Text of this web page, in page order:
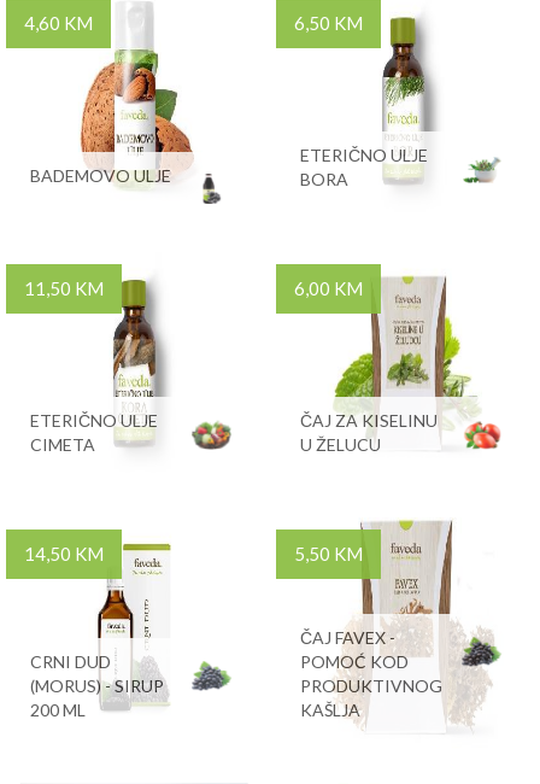
4,60 KM
BADEMOVO ULJE
6,50 KM
ETERIČNO ULJE
BORA
11,50 KM
ETERIČNO ULJE
CIMETA
6,00 KM
ČAJ ZA KISELINU
U ŽELUCU
14,50 KM
CRNI DUD
(MORUS) - SIRUP
200 ML
5,50 KM
ČAJ FAVEX -
POMOĆ KOD
PRODUKTIVNOG
KAŠLJA